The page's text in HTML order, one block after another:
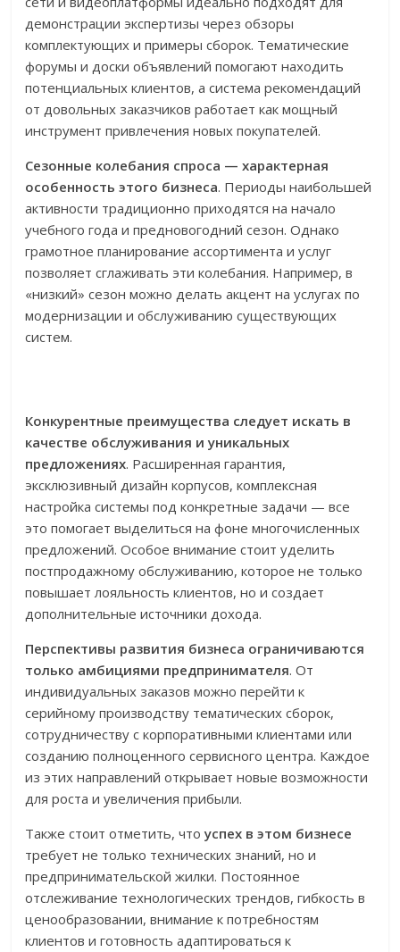
демонстрации экспертизы через обзоры
комплектующих и примеры сборок. Тематические
форумы и доски объявлений помогают находить
потенциальных клиентов, а система рекомендаций
от довольных заказчиков работает как мощный
инструмент привлечения новых покупателей.
Сезонные колебания спроса — характерная
особенность этого бизнеса. Периоды наибольшей
активности традиционно приходятся на начало
учебного года и предновогодний сезон. Однако
грамотное планирование ассортимента и услуг
позволяет сглаживать эти колебания. Например, в
«низкий» сезон можно делать акцент на услугах по
модернизации и обслуживанию существующих
систем.
Конкурентные преимущества следует искать в
качестве обслуживания и уникальных
предложениях. Расширенная гарантия,
эксклюзивный дизайн корпусов, комплексная
настройка системы под конкретные задачи — все
это помогает выделиться на фоне многочисленных
предложений. Особое внимание стоит уделить
постпродажному обслуживанию, которое не только
повышает лояльность клиентов, но и создает
дополнительные источники дохода.
Перспективы развития бизнеса ограничиваются
только амбициями предпринимателя. От
индивидуальных заказов можно перейти к
серийному производству тематических сборок,
сотрудничеству с корпоративными клиентами или
созданию полноценного сервисного центра. Каждое
из этих направлений открывает новые возможности
для роста и увеличения прибыли.
Также стоит отметить, чтоуспех в этом бизнесе
требует не только технических знаний, но и
предпринимательской жилки. Постоянное
отслеживание технологических трендов, гибкость в
ценообразовании, внимание к потребностям
клиентов и готовность адаптироваться к